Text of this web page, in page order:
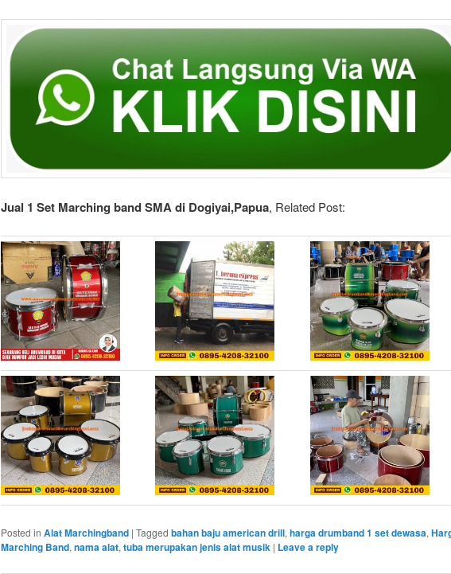
Jual 1 Set Marching band SMA di Dogiyai,Papua, Related Post:
Posted in Alat Marchingband | Tagged bahan baju american drill, harga drumband 1 set dewasa,
Marching Band, nama alat, tuba merupakan jenis alat musik | Leave a reply